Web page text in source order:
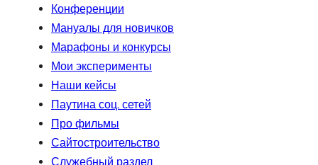
Конференции
Мануалы для новичков
Марафоны и конкурсы
Мои эксперименты
Наши кейсы
Паутина соц. сетей
Про фильмы
Сайтостроительство
Служебный раздел